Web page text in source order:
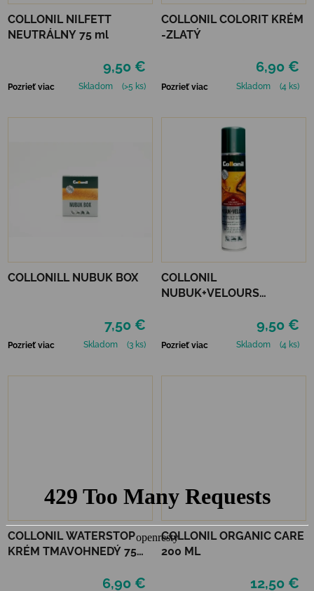
COLLONIL NILFETT
NEUTRÁLNY 75 ml
9,50 €
Pozrieť viac Skladom (>5 ks)
COLLONIL COLORIT KRÉM
-ZLATÝ
6,90 €
Pozrieť viac Skladom (4 ks)
COLLONILL NUBUK BOX
7,50 €
Pozrieť viac Skladom (3 ks)
COLLONIL
NUBUK+VELOURS
9,50 €
Pozrieť viac Skladom (4 ks)
COLLONIL WATERSTOP
KRÉM TMAVOHNEDÝ 75
6,90 €
COLLONIL ORGANIC CARE
200 ML
12,50 €